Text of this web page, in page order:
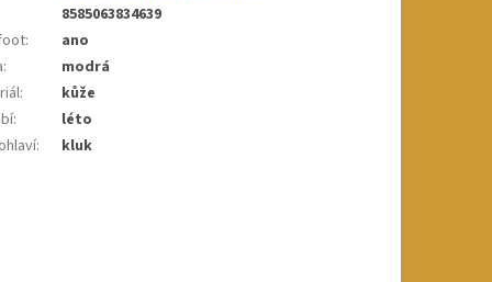
8585063834639
:
ano
:
modrá
:
kůže
:
léto
: kluk